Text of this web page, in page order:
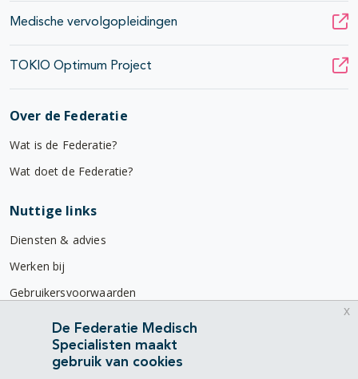
Medische vervolgopleidingen
TOKIO Optimum Project
Over de Federatie
Wat is de Federatie?
Wat doet de Federatie?
Nuttige links
Diensten & advies
Werken bij
Gebruikersvoorwaarden
Privacyverklaring
Contact
De Federatie Medisch
Specialisten maakt
gebruik van cookies
x